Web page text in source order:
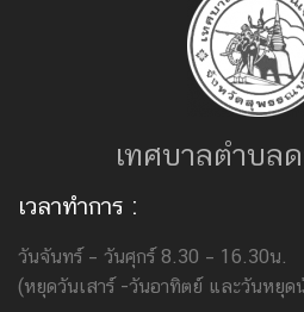
เทศบาลตำบล
เวลาทำการ :
วันจันทร์ – วันศุกร์ 8.30 – 16.30น.
(หยุดวันเสาร์ -วันอาทิตย์ และวันหยุด